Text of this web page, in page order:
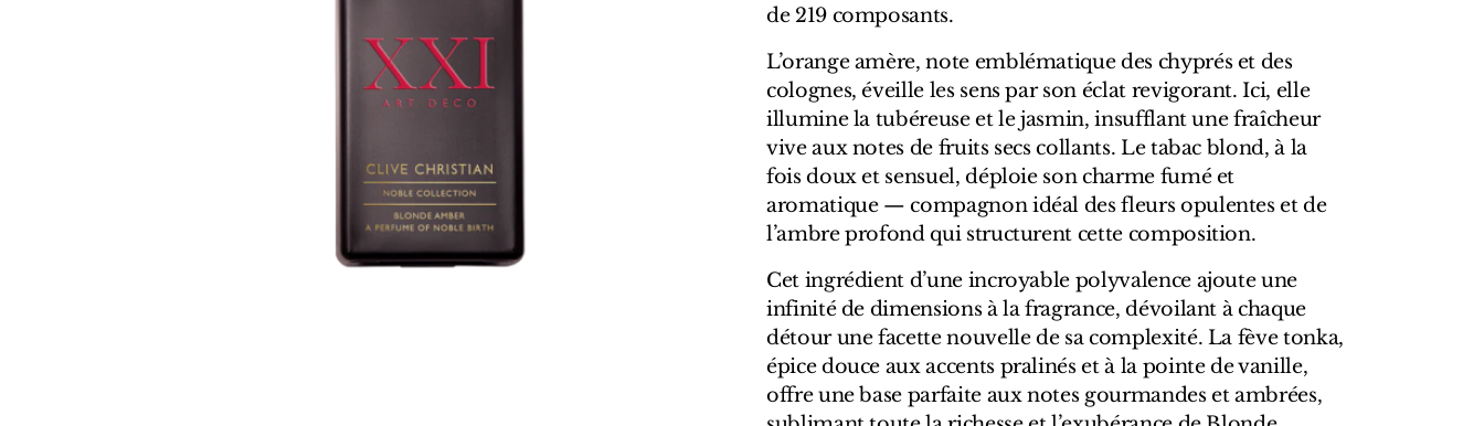
de 219 composants.
L’orange amère, note emblématique des chyprés et des
colognes, éveille les sens par son éclat revigorant. Ici, elle
illumine la tubéreuse et le jasmin, insufflant une fraîcheur
vive aux notes de fruits secs collants. Le tabac blond, à la
fois doux et sensuel, déploie son charme fumé et
aromatique — compagnon idéal des fleurs opulentes et de
l’ambre profond qui structurent cette composition.
Cet ingrédient d’une incroyable polyvalence ajoute une
infinité de dimensions à la fragrance, dévoilant à chaque
détour une facette nouvelle de sa complexité. La fève tonka,
épice douce aux accents pralinés et à la pointe de vanille,
offre une base parfaite aux notes gourmandes et ambrées,